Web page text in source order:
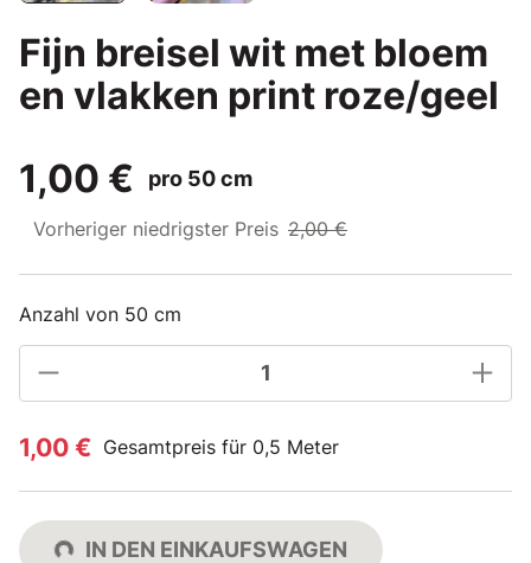
Fijn breisel wit met bloem
en vlakken print roze/geel
1,00 €
pro 50 cm
Vorheriger niedrigster Preis 2,00 €
Anzahl von 50 cm
1,00 € Gesamtpreis für 0,5 Meter
IN DEN EINKAUFSWAGEN